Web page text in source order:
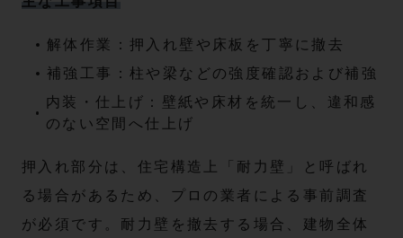
解体作業：押入れ壁や床板を丁寧に撤去
補強工事：柱や梁などの強度確認および補強
内装・仕上げ：壁紙や床材を統一し、違和感
のない空間へ仕上げ
押入れ部分は、住宅構造上「耐力壁」と呼ばれ
る場合があるため、プロの業者による事前調査
が必須です。耐力壁を撤去する場合、建物全体